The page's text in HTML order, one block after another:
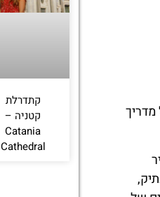
קתדרלת
קטניה –
Catania
Cathedral